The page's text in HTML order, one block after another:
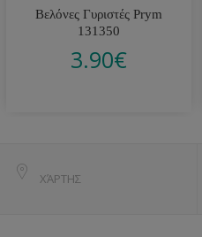
Βελόνες Γυριστές Prym
131350
3.90€
ΧΆΡΤΗΣ